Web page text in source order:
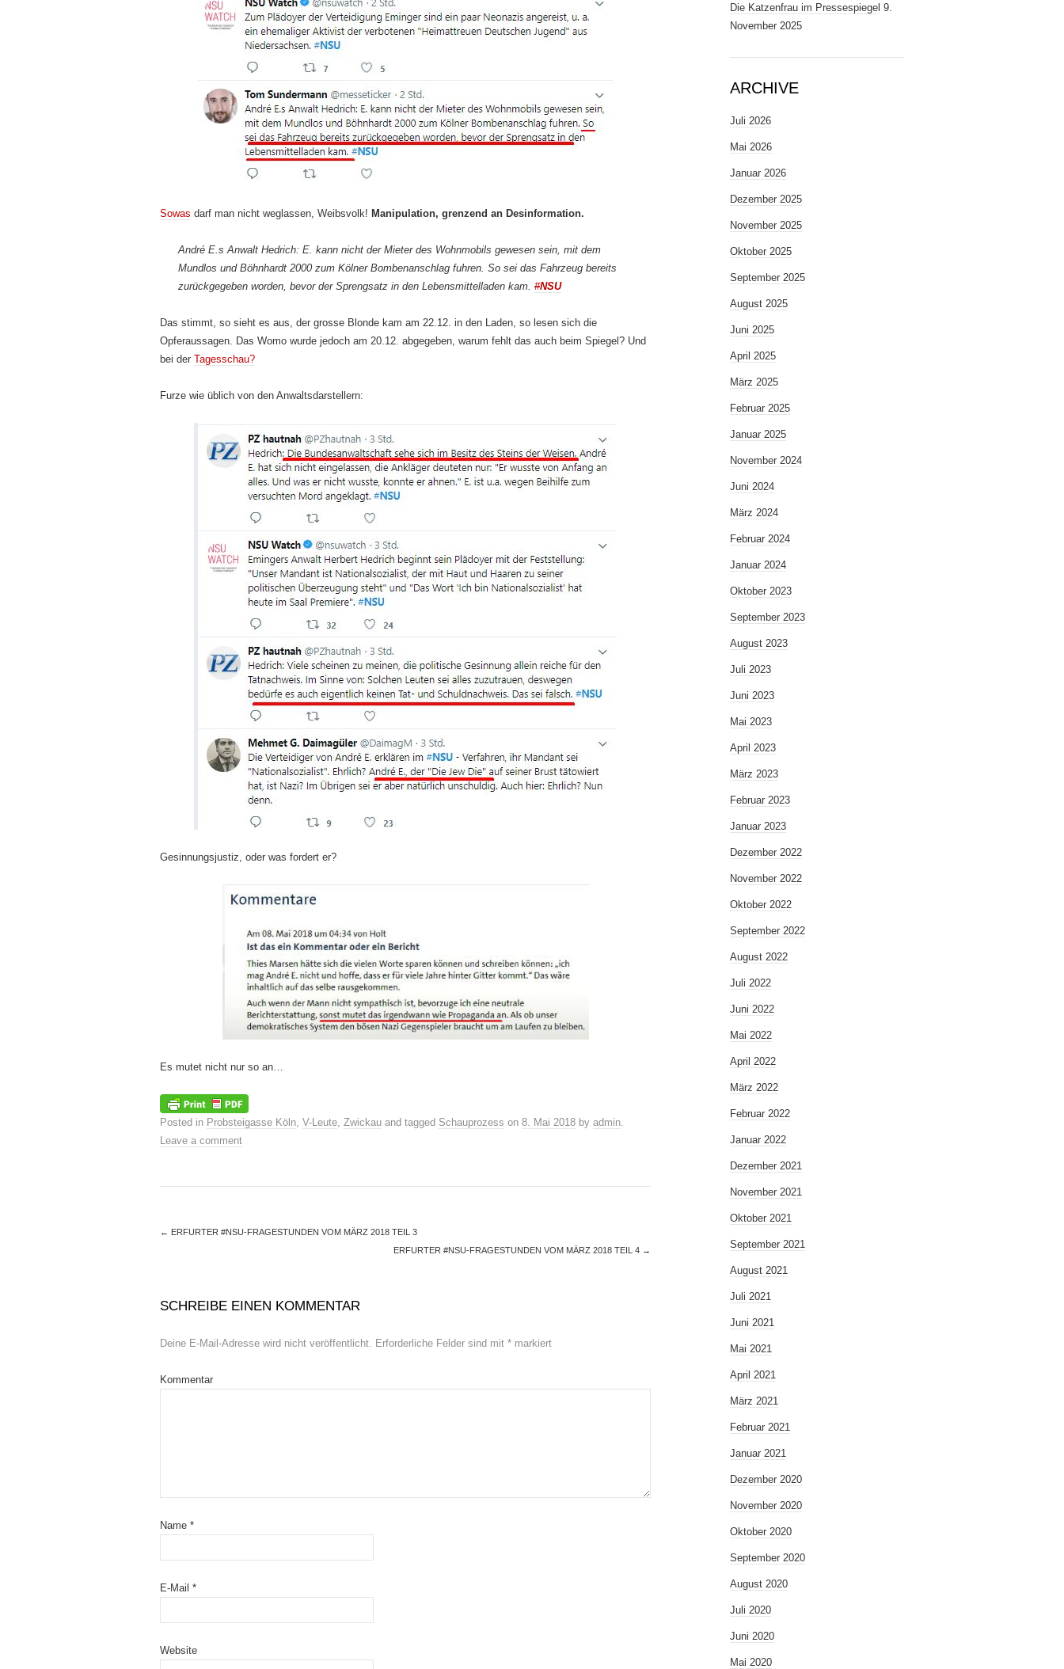
Sowas darf man nicht weglassen, Weibsvolk! Manipulation, grenzend an Desinformation.
André E.s Anwalt Hedrich: E. kann nicht der Mieter des Wohnmobils gewesen sein, mit dem
Mundlos und Böhnhardt 2000 zum Kölner Bombenanschlag fuhren. So sei das Fahrzeug bereits
zurückgegeben worden, bevor der Sprengsatz in den Lebensmittelladen kam. #NSU
Das stimmt, so sieht es aus, der grosse Blonde kam am 22.12. in den Laden, so lesen sich die
Opferaussagen. Das Womo wurde jedoch am 20.12. abgegeben, warum fehlt das auch beim Spiegel? Und
bei der Tagesschau?
Furze wie üblich von den Anwaltsdarstellern:
Gesinnungsjustiz, oder was fordert er?
Es mutet nicht nur so an…
Posted in Probsteigasse Köln V-Leute Zwickau and tagged Schauprozess on 8. Mai 2018 by admin
Leave a comment
← ERFURTER #NSU-FRAGESTUNDEN VOM MÄRZ 2018 TEIL 3
ERFURTER #NSU-FRAGESTUNDEN VOM MÄRZ 2018 TEIL 4 →
SCHREIBE EINEN KOMMENTAR
Deine E-Mail-Adresse wird nicht veröffentlicht. Erforderliche Felder sind mit * markiert
Kommentar
Name *
E-Mail *
Website
Die Katzenfrau im Pressespiegel 9.
November 2025
ARCHIVE
Juli 2026
Mai 2026
Januar 2026
Dezember 2025
November 2025
Oktober 2025
September 2025
August 2025
Juni 2025
April 2025
März 2025
Februar 2025
Januar 2025
November 2024
Juni 2024
März 2024
Februar 2024
Januar 2024
Oktober 2023
September 2023
August 2023
Juli 2023
Juni 2023
Mai 2023
April 2023
März 2023
Februar 2023
Januar 2023
Dezember 2022
November 2022
Oktober 2022
September 2022
August 2022
Juli 2022
Juni 2022
Mai 2022
April 2022
März 2022
Februar 2022
Januar 2022
Dezember 2021
November 2021
Oktober 2021
September 2021
August 2021
Juli 2021
Juni 2021
Mai 2021
April 2021
März 2021
Februar 2021
Januar 2021
Dezember 2020
November 2020
Oktober 2020
September 2020
August 2020
Juli 2020
Juni 2020
Mai 2020